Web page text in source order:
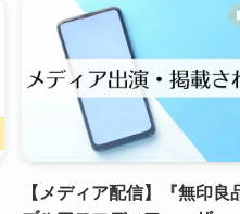
【メディア配信】『無印良